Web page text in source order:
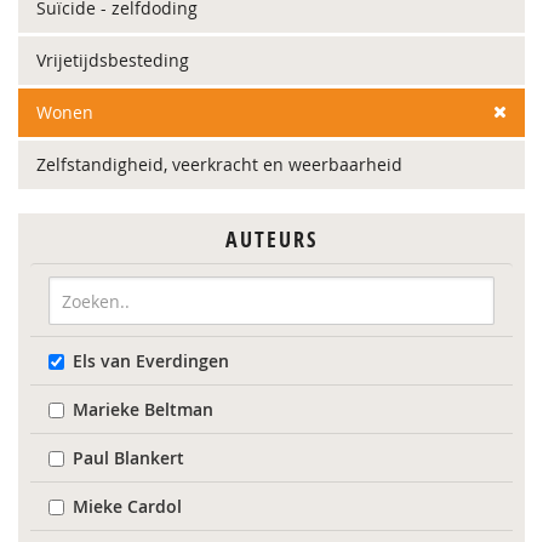
Suïcide - zelfdoding
Vrijetijdsbesteding
Wonen
Zelfstandigheid, veerkracht en weerbaarheid
AUTEURS
Els van Everdingen
Marieke Beltman
Paul Blankert
Mieke Cardol